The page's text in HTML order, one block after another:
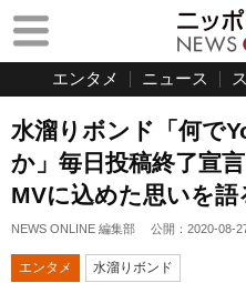
エンタメ ニュース
水溜りボンド「何で
か」毎日投稿終了宣
MVに込めた思いを語
NEWS ONLINE 編集部 公開： 2020-08-
エンタメ 水溜りボンド